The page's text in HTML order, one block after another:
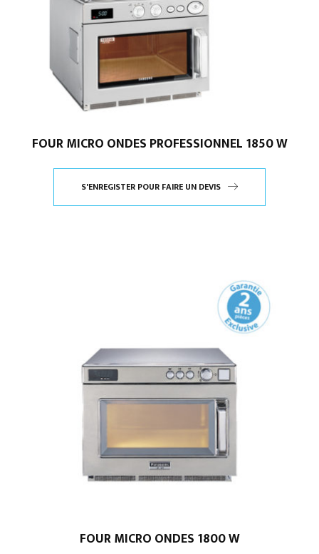
FOUR MICRO ONDES PROFESSIONNEL 1850 W
S'ENREGISTER POUR FAIRE UN DEVIS
FOUR MICRO ONDES 1800 W